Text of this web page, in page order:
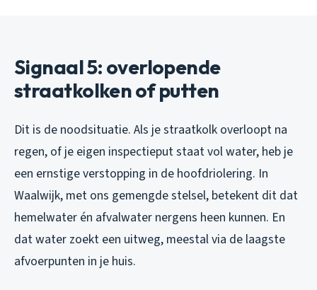
Signaal 5: overlopende
straatkolken of putten
Dit is de noodsituatie. Als je straatkolk overloopt na
regen, of je eigen inspectieput staat vol water, heb je
een ernstige verstopping in de hoofdriolering. In
Waalwijk, met ons gemengde stelsel, betekent dit dat
hemelwater én afvalwater nergens heen kunnen. En
dat water zoekt een uitweg, meestal via de laagste
afvoerpunten in je huis.